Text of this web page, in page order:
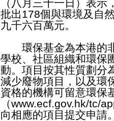
（八月三十一日）表
批出178個與環境及自
九千六百萬元。
環保基金為本港的非
學校、社區組織和環保
動。項目按其性質劃分
減少廢物項目，以及環
資格的機構可留意環保
（www.ecf.gov.hk/tc/
向相應的項目提交申請